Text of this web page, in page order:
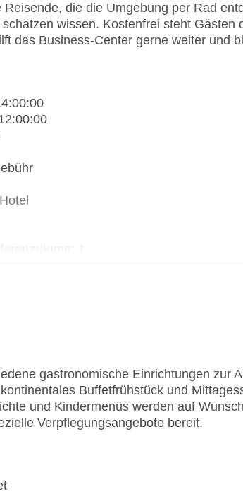
Reisende, die die Umgebung per Rad
wissen. Kostenfrei steht Gästen
das Business-Center gerne weiter und
1
gastronomische Einrichtungen zur
Buffetfrühstück und
und Kindermenüs werden auf
Verpflegungsangebote bereit.